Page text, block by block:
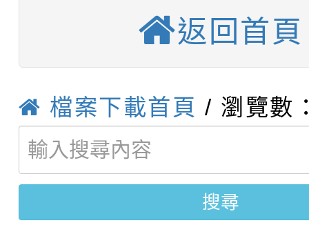
結果(第11招)
學年度第1學期第9次
結果(第3招)
【甄選結果(第4招)】
學年度第1學期第9次
結果(第4招)
【甄選結果(第12招)】
學年度第1學期第7次代
結果(第12招)
轉知：桃園市115學年
賽及師生本土語及新住
賽實施要點
轉知：「桃園市115學
比賽實施要點」
轉知：「115年金融知
轉知臺中市政府政風處
返回首頁
檔案下載首頁 / 瀏覽數
搜尋